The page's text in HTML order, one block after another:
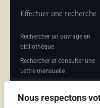
Nous respectons
Effectuer une recherche
Rechercher un ouvrage en
bibliothèque
Rechercher et consulter une
Lettre mensuelle
mensuelle